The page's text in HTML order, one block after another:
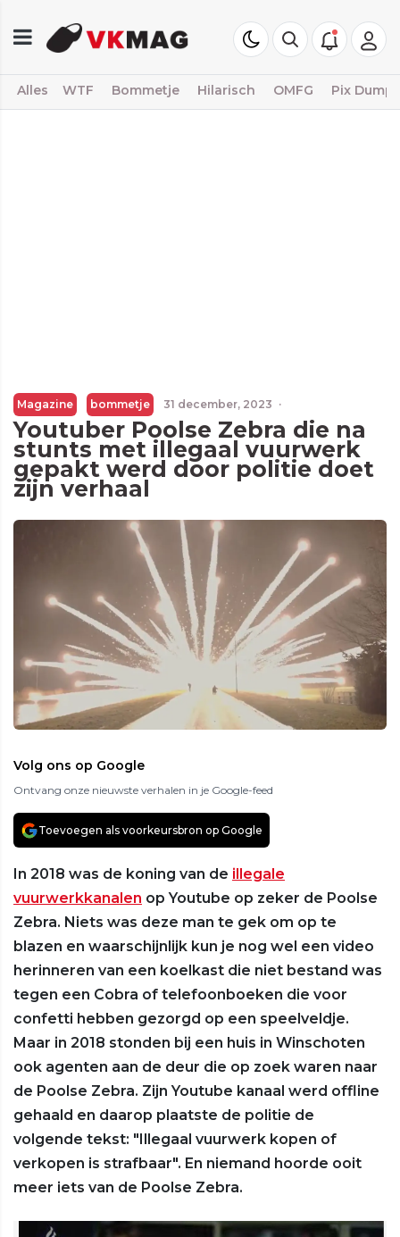
Alles WTF Bommetje Hilarisch OMFG Pix Dump
Magazine bommetje 31 december, 2023 ·
Youtuber Poolse Zebra die na
stunts met illegaal vuurwerk
gepakt werd door politie doet
zijn verhaal
Volg ons op Google
Ontvang onze nieuwste verhalen in je Google-feed
Toevoegen als voorkeursbron op Google
In 2018 was de koning van de illegale
vuurwerkkanalen op Youtube op zeker de Poolse
Zebra. Niets was deze man te gek om op te
blazen en waarschijnlijk kun je nog wel een video
herinneren van een koelkast die niet bestand was
tegen een Cobra of telefoonboeken die voor
confetti hebben gezorgd op een speelveldje.
Maar in 2018 stonden bij een huis in Winschoten
ook agenten aan de deur die op zoek waren naar
de Poolse Zebra. Zijn Youtube kanaal werd offline
gehaald en daarop plaatste de politie de
volgende tekst: "Illegaal vuurwerk kopen of
verkopen is strafbaar". En niemand hoorde ooit
meer iets van de Poolse Zebra.